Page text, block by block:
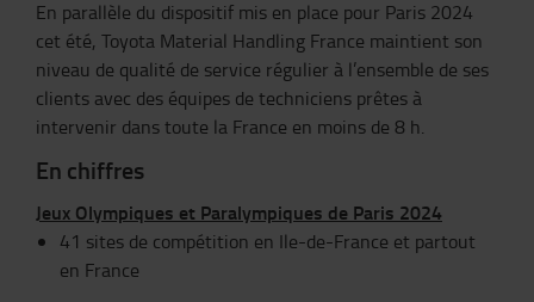
En parallèle du dispositif mis en place pour Paris 2024
cet été, Toyota Material Handling France maintient son
niveau de qualité de service régulier à l’ensemble de ses
clients avec des équipes de techniciens prêtes à
intervenir dans toute la France en moins de 8 h.
En chiffres
Jeux Olympiques et Paralympiques de Paris 2024
41 sites de compétition en Ile-de-France et partout
en France